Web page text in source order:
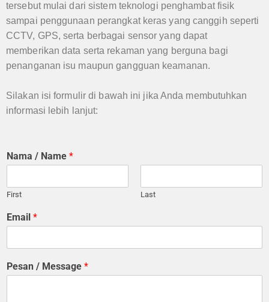
tersebut mulai dari sistem teknologi penghambat fisik
sampai penggunaan perangkat keras yang canggih seperti
CCTV, GPS, serta berbagai sensor yang dapat
memberikan data serta rekaman yang berguna bagi
penanganan isu maupun gangguan keamanan.
Silakan isi formulir di bawah ini jika Anda membutuhkan
informasi lebih lanjut:
Nama / Name *
First Last
Email *
Pesan / Message *